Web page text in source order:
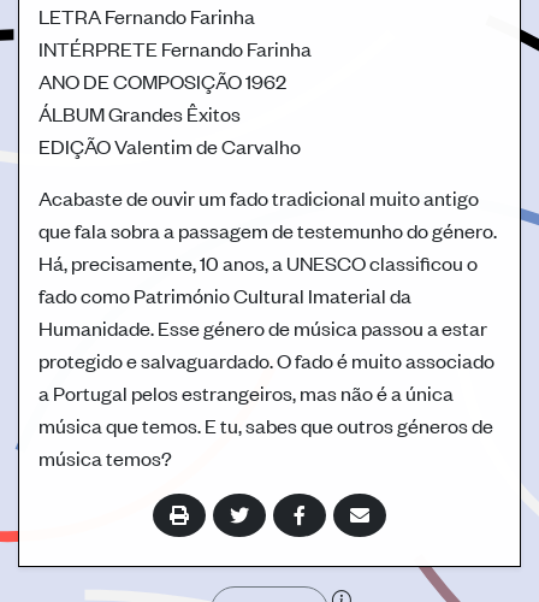
LETRAFernando Farinha
INTÉRPRETE Fernando Farinha
ANO DE COMPOSIÇÃO1962
ÁLBUMGrandes Êxitos
EDIÇÃOValentim de Carvalho
Acabaste de ouvir um fado tradicional muito antigo
que fala sobra a passagem de testemunho do género.
Há, precisamente, 10 anos, a UNESCO classificou o
fado como Património Cultural Imaterial da
Humanidade. Esse género de música passou a estar
protegido e salvaguardado. O fado é muito associado
a Portugal pelos estrangeiros, mas não é a única
música que temos. E tu, sabes que outros géneros de
música temos?